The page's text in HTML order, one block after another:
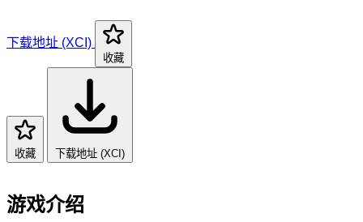
下载地址 (XCI)
收藏
收藏 下载地址 (XCI)
游戏介绍